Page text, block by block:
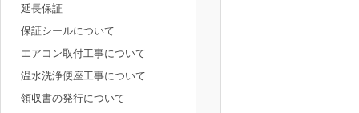
延長保証
保証シールについて
エアコン取付工事について
温水洗浄便座工事について
領収書の発行について